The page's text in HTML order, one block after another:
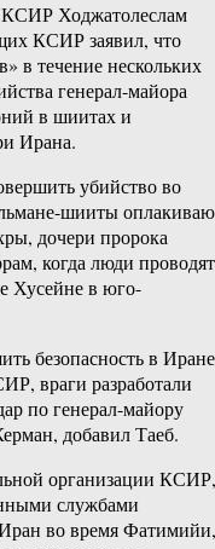
КСИР Ходжатолеслам
КСИР заявил, что
в течение нескольких
генерал-майора
в шиитах и
Ирана.
убийство во
шииты
дочери пророка
когда люди проводят
Хусейне в юго-
безопасность в Иране
враги разработали
по генерал-майору
добавил Таеб.
организации КСИР,
службами
Иран во время Фатимийи,